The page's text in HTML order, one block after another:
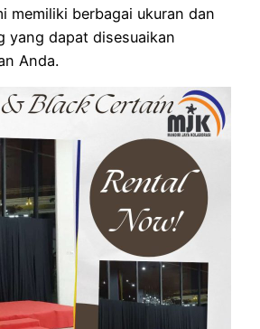
memiliki berbagai ukuran dan
yang dapat disesuaikan
Anda.